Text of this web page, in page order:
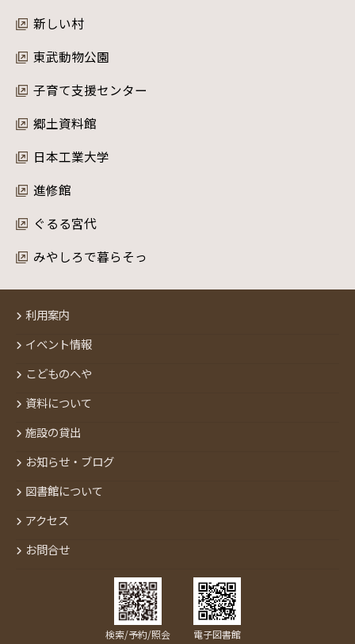
新しい村
東武動物公園
子育て支援センター
郷土資料館
日本工業大学
進修館
ぐるる宮代
みやしろで暮らそっ
利用案内
イベント情報
こどものへや
資料について
施設の貸出
お知らせ・ブログ
図書館について
アクセス
お問合せ
検索/予約/照会 電子図書館